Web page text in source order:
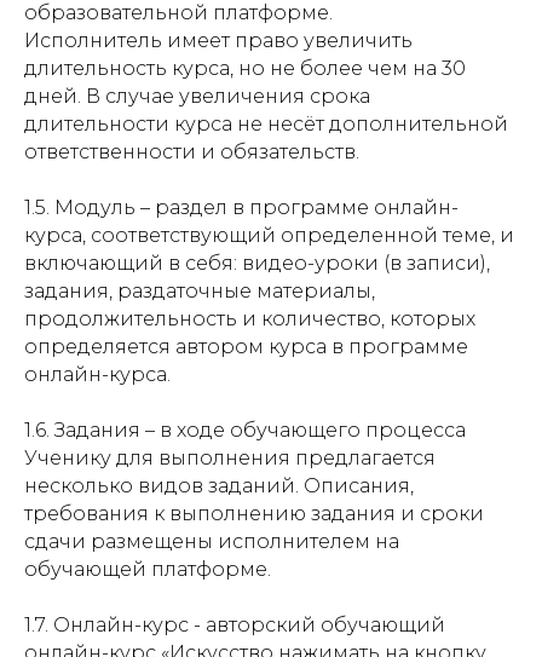
образовательной платформе.
Исполнитель имеет право увеличить
длительность курса, но не более чем на 30
дней. В случае увеличения срока
длительности курса не несёт дополнительной
ответственности и обязательств.
1.5. Модуль – раздел в программе онлайн-
курса, соответствующий определенной теме, и
включающий в себя: видео-уроки (в записи),
задания, раздаточные материалы,
продолжительность и количество, которых
определяется автором курса в программе
онлайн-курса.
1.6. Задания – в ходе обучающего процесса
Ученику для выполнения предлагается
несколько видов заданий. Описания,
требования к выполнению задания и сроки
сдачи размещены исполнителем на
обучающей платформе.
1.7. Онлайн-курс - авторский обучающий